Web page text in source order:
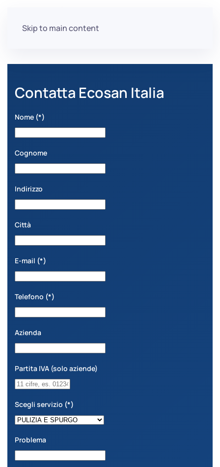
Skip to main content
Contatta Ecosan Italia
Nome (*)
Cognome
Indirizzo
Città
E-mail (*)
Telefono (*)
Azienda
Partita IVA (solo aziende)
Scegli servizio (*)
Problema